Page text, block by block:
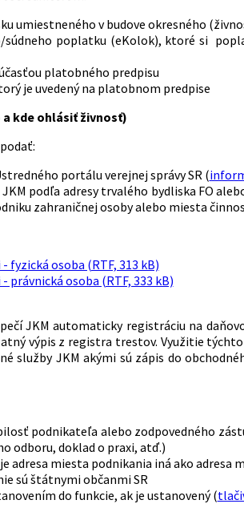
umiestneného v budove okresného
súdneho poplatku (eKolok), ktoré si
platobného predpisu
je uvedený na platobnom predpise
kde ohlásiť živnosť)
portálu verejnej správy SR (
podľa adresy trvalého bydliska FO
zahraničnej osoby alebo miesta
osoba (RTF, 313 kB)
osoba (RTF, 333 kB)
JKM automaticky registráciu na
výpis z registra trestov. Využitie
služby JKM akými sú zápis do
podnikateľa alebo zodpovedného
odboru, doklad o praxi, atď.)
adresa miesta podnikania iná ako adresa
sú štátnymi občanmi SR
do funkcie, ak je ustanovený (